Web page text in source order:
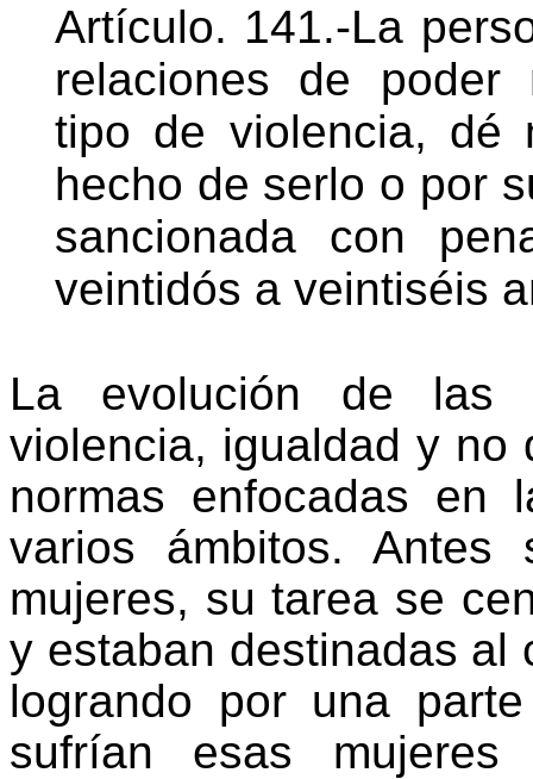
Artículo. 141.-La
relaciones de poder
tipo de violencia, dé
hecho de serlo o por
sancionada con
veintidós a veintiséis
La evolución de las
violencia, igualdad y no
normas enfocadas en
varios ámbitos.
mujeres, su tarea se
y estaban destinadas al
logrando por una
sufrían esas